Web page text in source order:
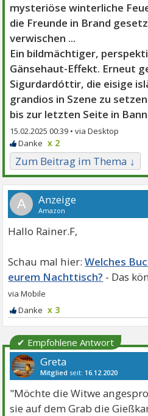
mysteriöse winterliche
die Freunde in Brand
verwischen ...
Ein bildmächtiger,
Gänsehaut-Effekt. Erneut
Sigurdardóttir, die eisige
grandios in Szene zu
bis zur letzten Seite in
15.02.2025 00:39 •
x 2
Zum Beitrag im Thema ↓
A
Hallo Rainer.F,
Welches
eurem Nachttisch?
x 3
✔ Empfohlene Antwort
Greta
Mitglied seit: 16.12.2020
"Möchte die Witwe
sie auf dem Grab die